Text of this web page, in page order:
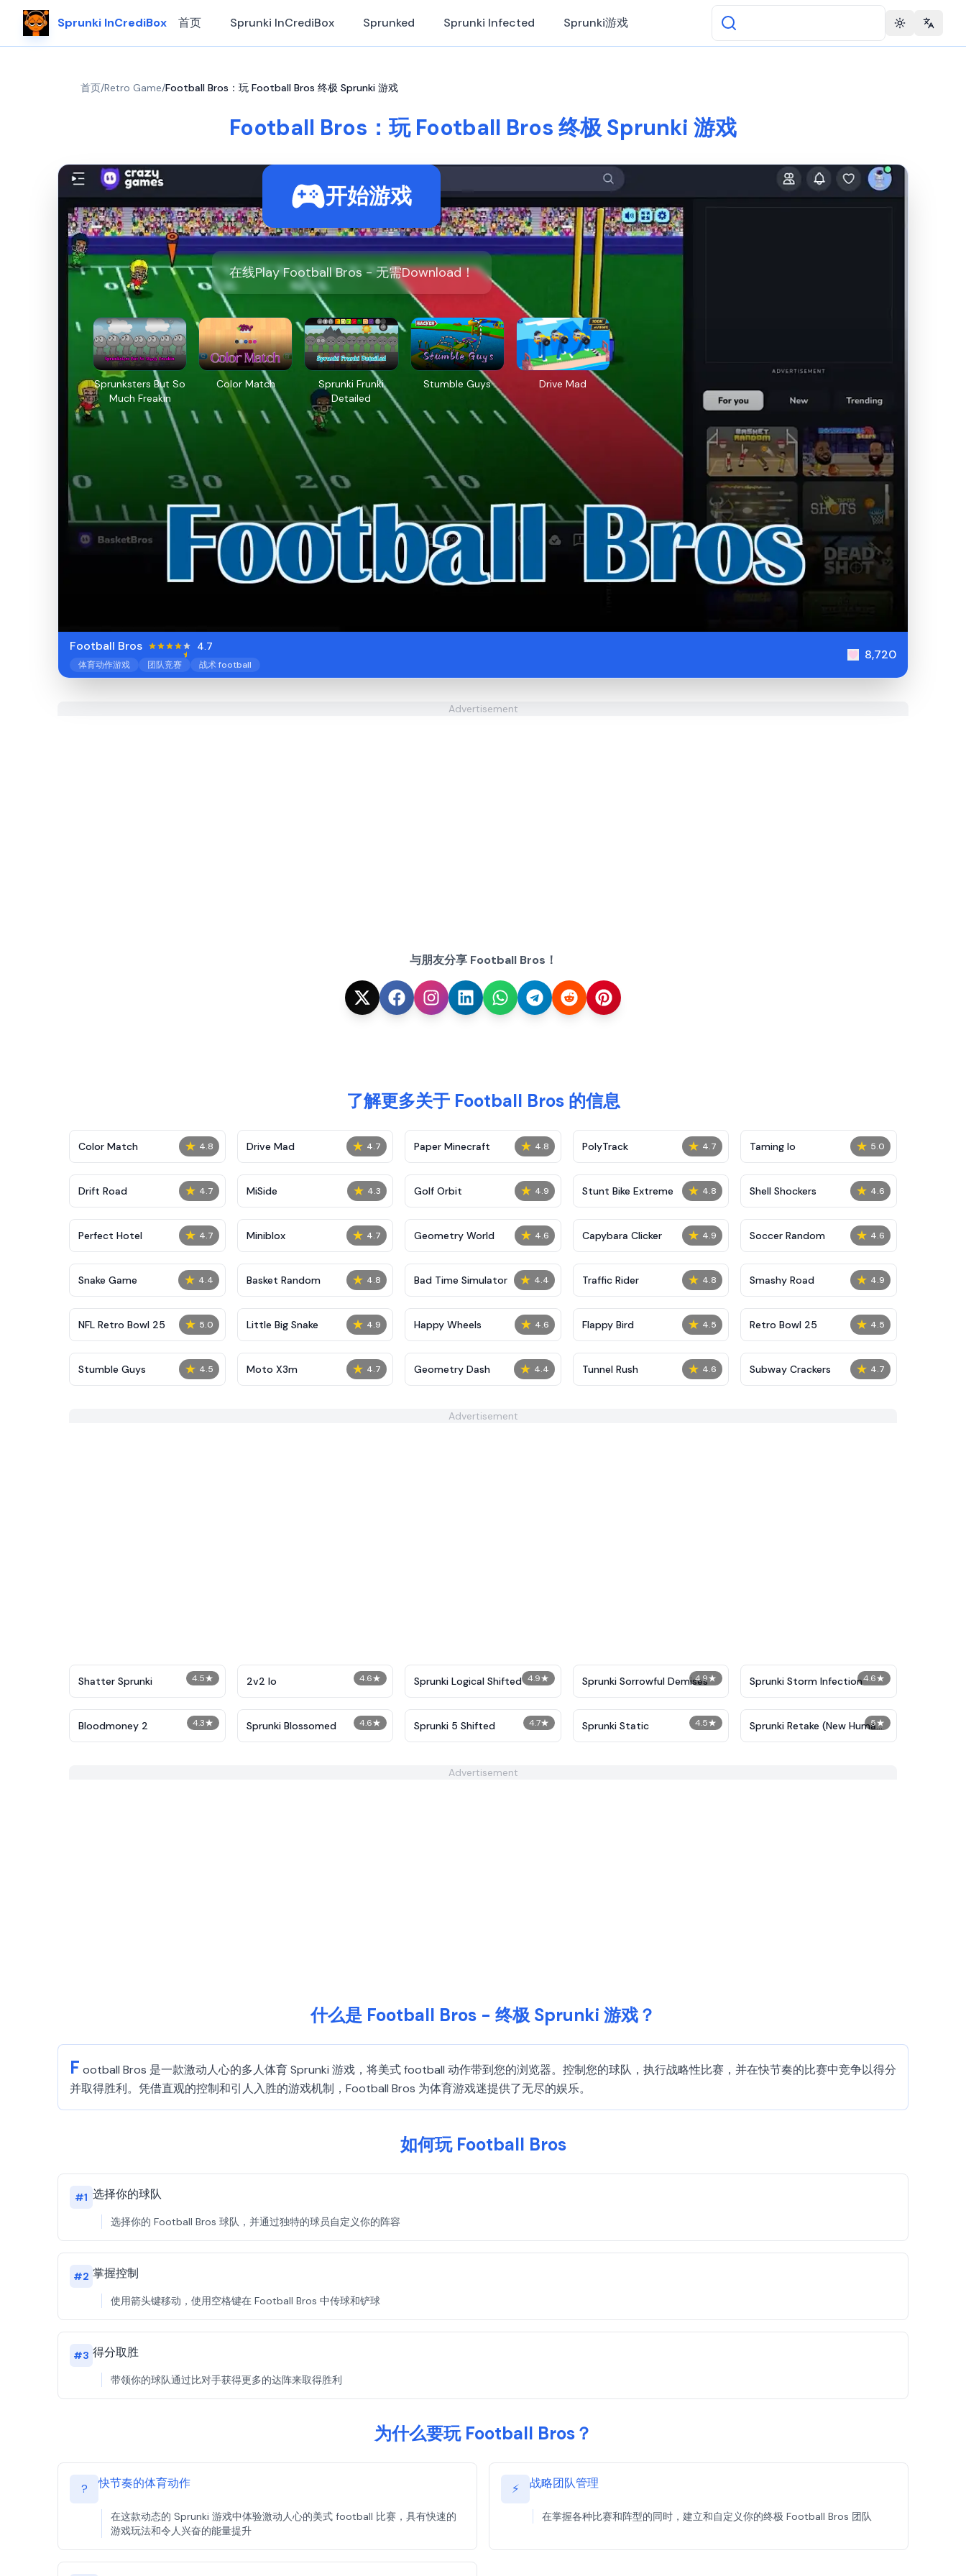
Sprunki InCrediBox 首页 Sprunki InCrediBox Sprunked Sprunki Infected Sprunki游戏 Toggle theme
首页/Retro Game/Football Bros：玩 Football Bros 终极 Sprunki 游戏
Football Bros：玩 Football Bros 终极 Sprunki 游戏
开始游戏
在线Play Football Bros - 无需Download！
Sprunksters But So
Much Freakin
Color Match
Sprunki Frunki
Detailed
Stumble Guys Drive Mad
Football Bros 4.7
体育动作游戏 团队竞赛 战术 football
8,720
Advertisement
与朋友分享 Football Bros！
了解更多关于 Football Bros 的信息
★ 4.8
Color Match ★ 4.7
Drive Mad ★ 4.8
Paper Minecraft ★ 4.7
PolyTrack ★ 5.0
Taming Io
★ 4.7
Drift Road ★ 4.3
MiSide ★ 4.9
Golf Orbit ★ 4.8
Stunt Bike Extreme ★ 4.6
Shell Shockers
★ 4.7
Perfect Hotel ★ 4.7
Miniblox ★ 4.6
Geometry World ★ 4.9
Capybara Clicker ★ 4.6
Soccer Random
★ 4.4
Snake Game ★ 4.8
Basket Random ★ 4.4
Bad Time Simulator ★ 4.8
Traffic Rider ★ 4.9
Smashy Road
★ 5.0
NFL Retro Bowl 25 ★ 4.9
Little Big Snake ★ 4.6
Happy Wheels ★ 4.5
Flappy Bird ★ 4.5
Retro Bowl 25
★ 4.5
Stumble Guys ★ 4.7
Moto X3m ★ 4.4
Geometry Dash ★ 4.6
Tunnel Rush ★ 4.7
Subway Crackers
Advertisement
4.5★
Shatter Sprunki 4.6★
2v2 Io 4.9★
Sprunki Logical Shifted 4.9★
Sprunki Sorrowful Demises 4.6★
Sprunki Storm Infection
4.3★
Bloodmoney 2 4.6★
Sprunki Blossomed 4.7★
Sprunki 5 Shifted 4.5★
Sprunki Static 5★
Sprunki Retake (New Human
Version) with Bonus
Advertisement
什么是 Football Bros - 终极 Sprunki 游戏？
F ootball Bros 是一款激动人心的多人体育 Sprunki 游戏，将美式 football 动作带到您的浏览器。控制您的球队，执行战略性比赛，并在快节奏的比赛中竞争以得分
并取得胜利。凭借直观的控制和引人入胜的游戏机制，Football Bros 为体育游戏迷提供了无尽的娱乐。
如何玩 Football Bros
#1 选择你的球队
选择你的 Football Bros 球队，并通过独特的球员自定义你的阵容
#2 掌握控制
使用箭头键移动，使用空格键在 Football Bros 中传球和铲球
#3 得分取胜
带领你的球队通过比对手获得更多的达阵来取得胜利
为什么要玩 Football Bros？
? 快节奏的体育动作
在这款动态的 Sprunki 游戏中体验激动人心的美式 football 比赛，具有快速的
游戏玩法和令人兴奋的能量提升
⚡ 战略团队管理
在掌握各种比赛和阵型的同时，建立和自定义你的终极 Football Bros 团队